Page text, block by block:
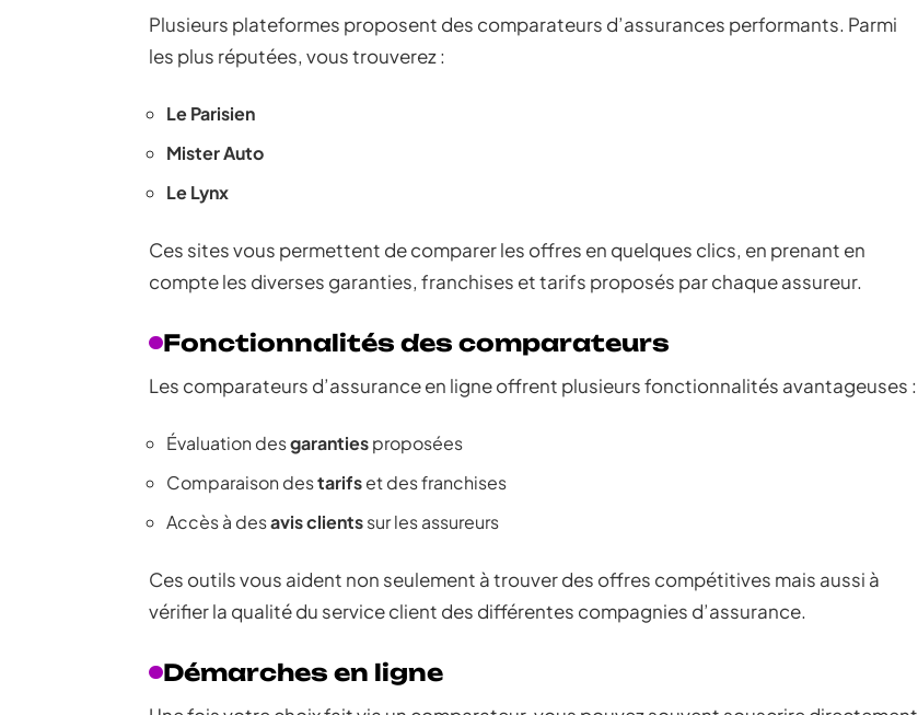
Plusieurs plateformes proposent des comparateurs d’assurances performants. Parmi
les plus réputées, vous trouverez :
Le Parisien
Mister Auto
Le Lynx
Ces sites vous permettent de comparer les offres en quelques clics, en prenant en
compte les diverses garanties, franchises et tarifs proposés par chaque assureur.
Fonctionnalités des comparateurs
Les comparateurs d’assurance en ligne offrent plusieurs fonctionnalités avantageuses :
Évaluation desgarantiesproposées
Comparaison destarifset des franchises
Accès à desavis clientssur les assureurs
Ces outils vous aident non seulement à trouver des offres compétitives mais aussi à
vérifier la qualité du service client des différentes compagnies d’assurance.
Démarches en ligne